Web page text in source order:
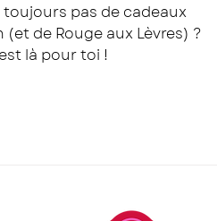
pas de cadeaux
de Rouge aux Lèvres) ?
là pour toi !